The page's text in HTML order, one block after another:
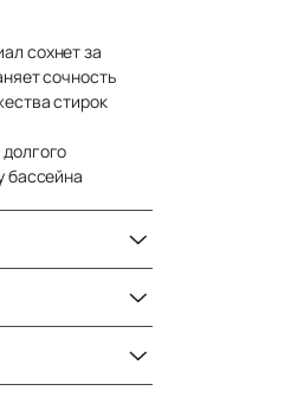
сохнет за
сочность
стирок
бассейна